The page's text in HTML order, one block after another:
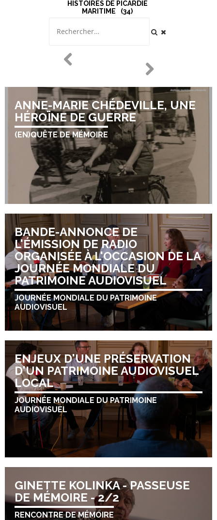
HISTOIRES DE PICARDIE
MARITIME
34
ANNE-MARIE CHÉDEVILLE, UNE
HÉROÏNE DE GUERRE
(EN)QUÊTE DE MÉMOIRE
BANDE-ANNONCE DE
L'ÉMISSION DE RADIO
ORGANISÉE À L'OCCASION DE LA
JOURNÉE MONDIALE DU
PATRIMOINE AUDIOVISUEL
JOURNÉE MONDIALE DU PATRIMOINE
AUDIOVISUEL
ENJEUX D'UNE PRÉSERVATION
D'UN PATRIMOINE AUDIOVISUEL
LOCAL
JOURNÉE MONDIALE DU PATRIMOINE
AUDIOVISUEL
GINETTE KOLINKA - PASSEUSE
DE MÉMOIRE - 2/2
RENCONTRE DE MÉMOIRE